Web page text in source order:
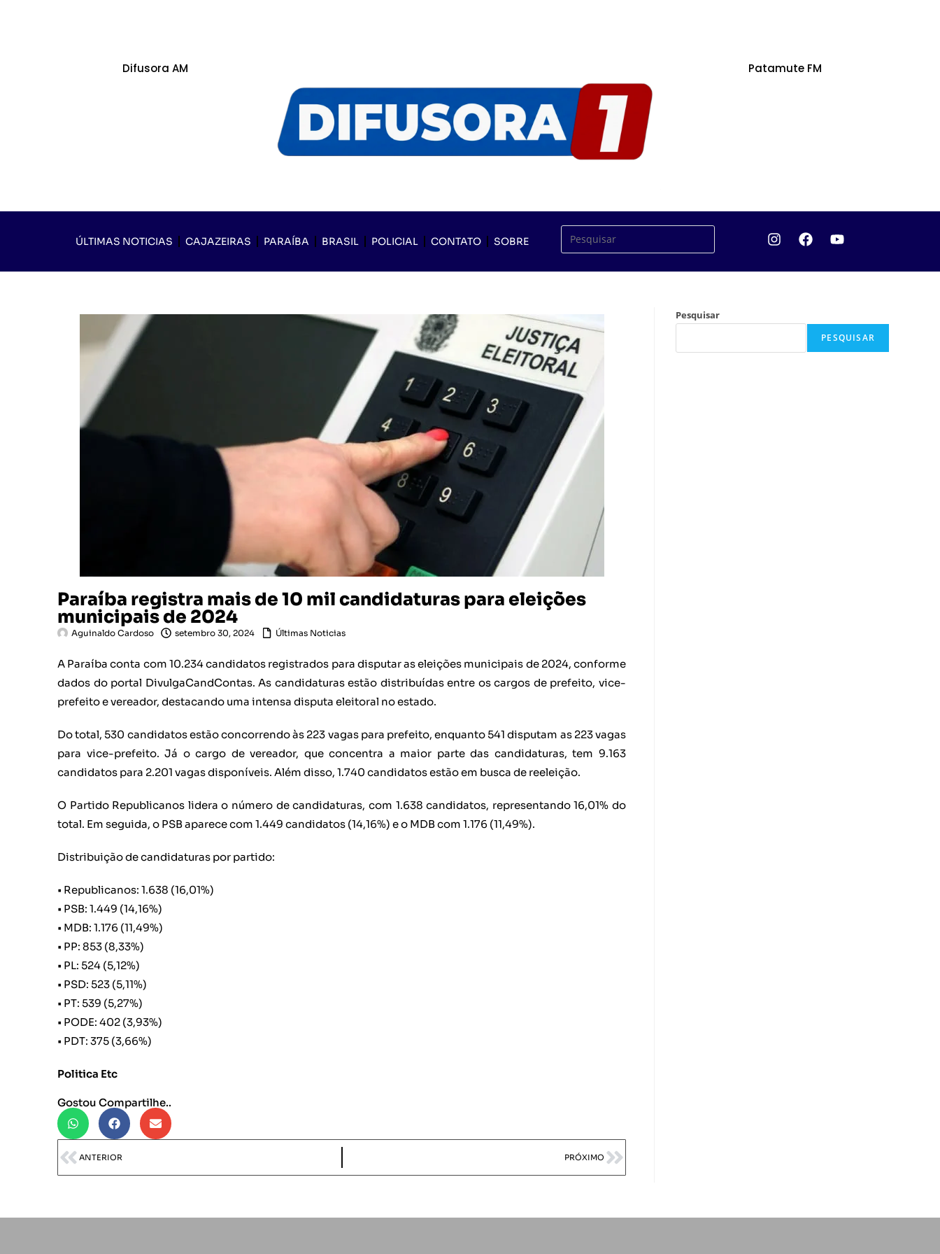
Difusora AM Patamute FM
ÚLTIMAS NOTICIAS CAJAZEIRAS PARAÍBA BRASIL POLICIAL CONTATO SOBRE
Paraíba registra mais de 10 mil candidaturas para eleições
municipais de 2024
Aguinaldo Cardoso setembro 30, 2024 Últimas Noticias
A Paraíba conta com 10.234 candidatos registrados para disputar as eleições municipais de 2024, conforme
dados do portal DivulgaCandContas. As candidaturas estão distribuídas entre os cargos de prefeito, vice-
prefeito e vereador, destacando uma intensa disputa eleitoral no estado.
Do total, 530 candidatos estão concorrendo às 223 vagas para prefeito, enquanto 541 disputam as 223 vagas
para vice-prefeito. Já o cargo de vereador, que concentra a maior parte das candidaturas, tem 9.163
candidatos para 2.201 vagas disponíveis. Além disso, 1.740 candidatos estão em busca de reeleição.
O Partido Republicanos lidera o número de candidaturas, com 1.638 candidatos, representando 16,01% do
total. Em seguida, o PSB aparece com 1.449 candidatos (14,16%) e o MDB com 1.176 (11,49%).
Distribuição de candidaturas por partido:
• Republicanos: 1.638 (16,01%)
• PSB: 1.449 (14,16%)
• MDB: 1.176 (11,49%)
• PP: 853 (8,33%)
• PL: 524 (5,12%)
• PSD: 523 (5,11%)
• PT: 539 (5,27%)
• PODE: 402 (3,93%)
• PDT: 375 (3,66%)
Politica Etc
Gostou Compartilhe..
ANTERIOR PRÓXIMO
Pesquisar
PESQUISAR